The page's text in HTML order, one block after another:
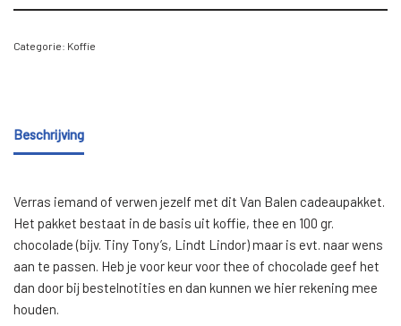
Categorie: Koffie
Beschrijving
Verras iemand of verwen jezelf met dit Van Balen cadeaupakket.
Het pakket bestaat in de basis uit koffie, thee en 100 gr.
chocolade (bijv. Tiny Tony’s, Lindt Lindor) maar is evt. naar wens
aan te passen. Heb je voor keur voor thee of chocolade geef het
dan door bij bestelnotities en dan kunnen we hier rekening mee
houden.